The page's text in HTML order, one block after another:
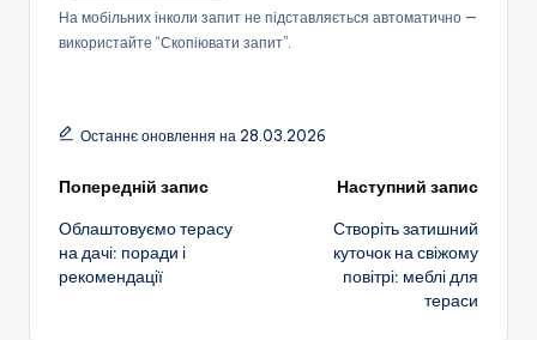
На мобільних інколи запит не підставляється автоматично —
використайте “Скопіювати запит”.
Останнє оновлення на 28.03.2026
Навігація
по
запису
Попередній запис
Облаштовуємо терасу
на дачі: поради і
рекомендації
Наступний запис
Створіть затишний
куточок на свіжому
повітрі: меблі для
тераси